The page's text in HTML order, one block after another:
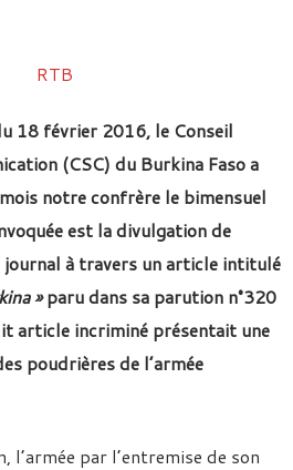
18 février 2016, le Conseil
(CSC) du Burkina Faso a
notre confrère le bimensuel
est la divulgation de
à travers un article intitulé
»paru dans sa parution n°320
article incriminé présentait une
poudrières de l’armée
par l’entremise de son